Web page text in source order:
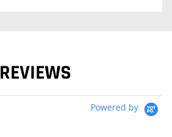
REVIEWS
Powered by